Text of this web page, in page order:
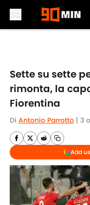
Sette su sette
rimonta, la
Fiorentina
Di Antonio Parrotto | 3
Add